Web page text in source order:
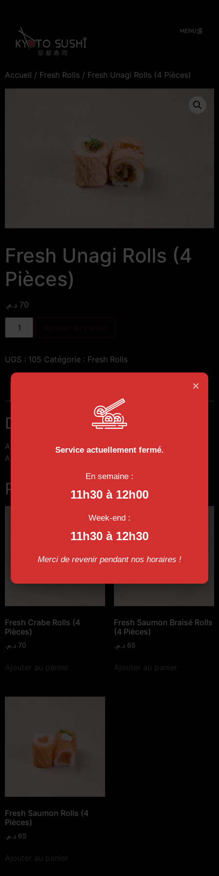
MENU
Accueil / Fresh Rolls / Fresh Unagi Rolls (4 Pièces)
Fresh Unagi Rolls (4
Pièces)
70 د.م.
UGS : 105 Catégorie : Fresh Rolls
Description
Anguille, Roquette, Saumon, Cheese, Togarashi, Sauce
Anguille
Produits similaires
Fresh Crabe Rolls (4
Pièces)
70 د.م.
Ajouter au panier
Fresh Saumon Braisé Rolls
(4 Pièces)
65 د.م.
Ajouter au panier
Fresh Saumon Rolls (4
Pièces)
65 د.م.
Ajouter au panier
×
Service actuellement fermé.
En semaine :
11h30 à 12h00
Week-end :
11h30 à 12h30
Merci de revenir pendant nos horaires !